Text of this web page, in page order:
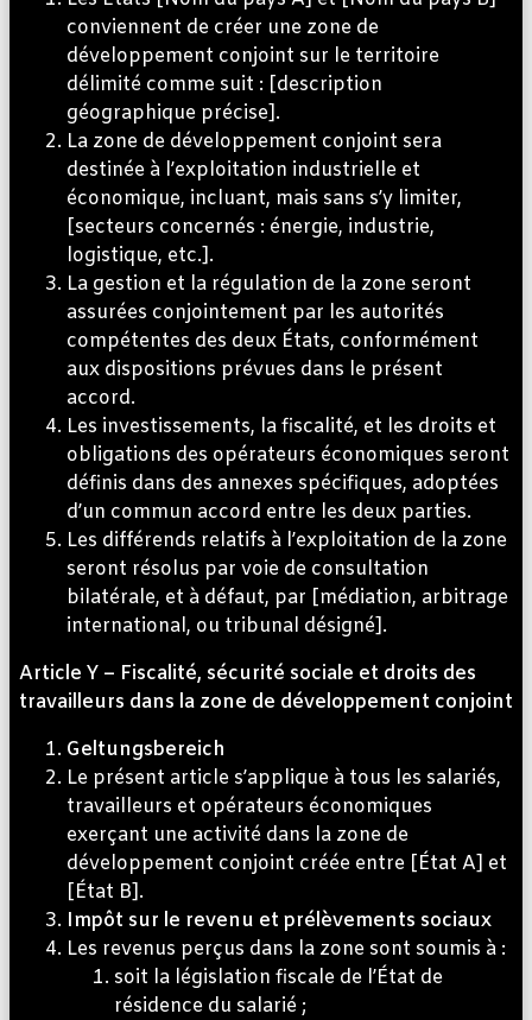
conviennent de créer une zone de
développement conjoint sur le territoire
délimité comme suit : [description
géographique précise].
La zone de développement conjoint sera
destinée à l’exploitation industrielle et
économique, incluant, mais sans s’y limiter,
[secteurs concernés : énergie, industrie,
logistique, etc.].
La gestion et la régulation de la zone seront
assurées conjointement par les autorités
compétentes des deux États, conformément
aux dispositions prévues dans le présent
accord.
Les investissements, la fiscalité, et les droits et
obligations des opérateurs économiques seront
définis dans des annexes spécifiques, adoptées
d’un commun accord entre les deux parties.
Les différends relatifs à l’exploitation de la zone
seront résolus par voie de consultation
bilatérale, et à défaut, par [médiation, arbitrage
international, ou tribunal désigné].
Article Y – Fiscalité, sécurité sociale et droits des
travailleurs dans la zone de développement conjoint
Geltungsbereich
Le présent article s’applique à tous les salariés,
travailleurs et opérateurs économiques
exerçant une activité dans la zone de
développement conjoint créée entre [État A] et
[État B].
Impôt sur le revenu et prélèvements sociaux
Les revenus perçus dans la zone sont soumis à :
soit la législation fiscale de l’État de
résidence du salarié ;